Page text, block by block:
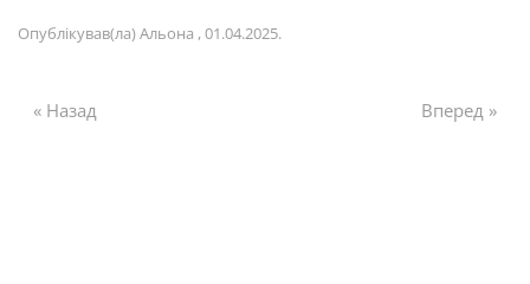
Опублікував(ла)Альона ,01.04.2025.
« Назад Вперед »